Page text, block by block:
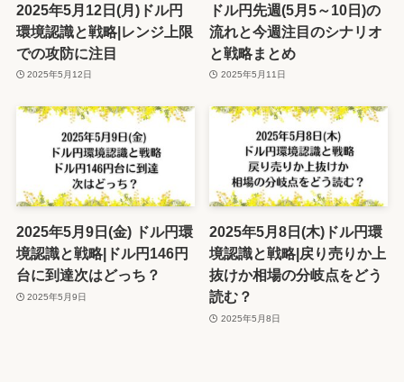
2025年5月12日(月)ドル円
環境認識と戦略|レンジ上限
での攻防に注目
2025年5月12日
ドル円先週(5月5～10日)の
流れと今週注目のシナリオ
と戦略まとめ
2025年5月11日
2025年5月9日(金) ドル円環
境認識と戦略|ドル円146円
台に到達次はどっち？
2025年5月9日
2025年5月8日(木)ドル円環
境認識と戦略|戻り売りか上
抜けか相場の分岐点をどう
読む？
2025年5月8日